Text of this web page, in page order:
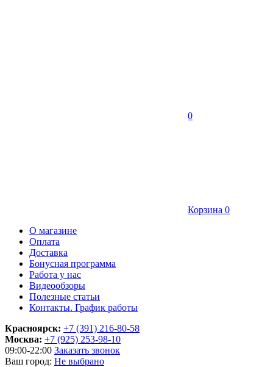
0
Корзина 0
О магазине
Оплата
Доставка
Бонусная программа
Работа у нас
Видеообзоры
Полезные статьи
Контакты. График работы
Красноярск: +7 (391) 216-80-58
Москва: +7 (925) 253-98-10
09:00-22:00 Заказать звонок
Ваш город: Не выбрано